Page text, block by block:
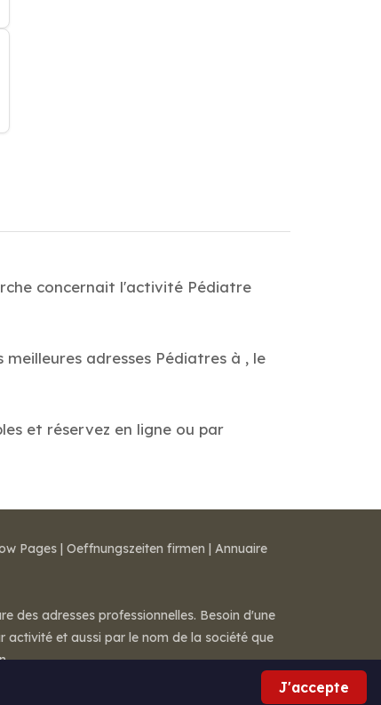
concernait l'activité Pédiatre
adresses Pédiatres à , le
et réservez en ligne ou par
J'accepte
Pages | Oeffnungszeiten firmen | Annuaire
des adresses professionnelles. Besoin d'une
activité et aussi par le nom de la société que